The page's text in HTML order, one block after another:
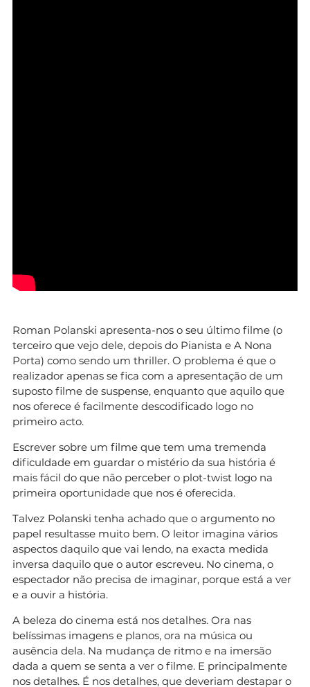
Roman Polanski apresenta-nos o seu último filme (o
terceiro que vejo dele, depois do Pianista e A Nona
Porta) como sendo um thriller. O problema é que o
realizador apenas se fica com a apresentação de um
suposto filme de suspense, enquanto que aquilo que
nos oferece é facilmente descodificado logo no
primeiro acto.
Escrever sobre um filme que tem uma tremenda
dificuldade em guardar o mistério da sua história é
mais fácil do que não perceber o plot-twist logo na
primeira oportunidade que nos é oferecida.
Talvez Polanski tenha achado que o argumento no
papel resultasse muito bem. O leitor imagina vários
aspectos daquilo que vai lendo, na exacta medida
inversa daquilo que o autor escreveu. No cinema, o
espectador não precisa de imaginar, porque está a ver
e a ouvir a história.
A beleza do cinema está nos detalhes. Ora nas
belíssimas imagens e planos, ora na música ou
ausência dela. Na mudança de ritmo e na imersão
dada a quem se senta a ver o filme. E principalmente
nos detalhes. É nos detalhes, que deveriam destapar o